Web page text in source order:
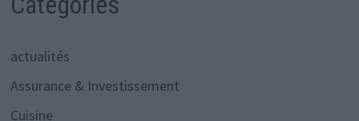
actualités
Assurance & Investissement
Cuisine